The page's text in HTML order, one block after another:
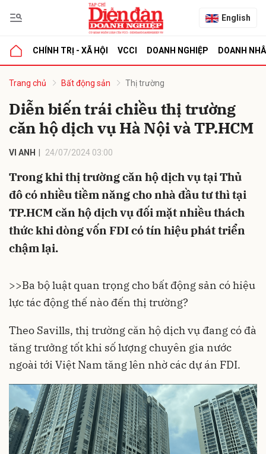
English
CHÍNH TRỊ - XÃ HỘI VCCI DOANH NGHIỆP DOANH
Trang chủ Bất động sản Thị trường
Diễn biến trái chiều thị trường
căn hộ dịch vụ Hà Nội và TP.HCM
VI ANH 24/07/2024 03:00
Trong khi thị trường căn hộ dịch vụ tại Thủ
đô có nhiều tiềm năng cho nhà đầu tư thì tại
TP.HCM căn hộ dịch vụ đối mặt nhiều thách
thức khi dòng vốn FDI có tín hiệu phát triển
chậm lại.
>>Ba bộ luật quan trọng cho bất động sản có hiệu
lực tác động thế nào đến thị trường?
Theo Savills, thị trườngcăn hộ dịch vụ đang có đà
tăng trưởng tốt khi số lượng chuyên gia nước
ngoài tới Việt Nam tăng lên nhờ các dự án FDI.
luận
Hủy